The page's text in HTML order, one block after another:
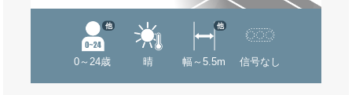
0～24歳
他
晴 幅～5.5m
他
信号なし